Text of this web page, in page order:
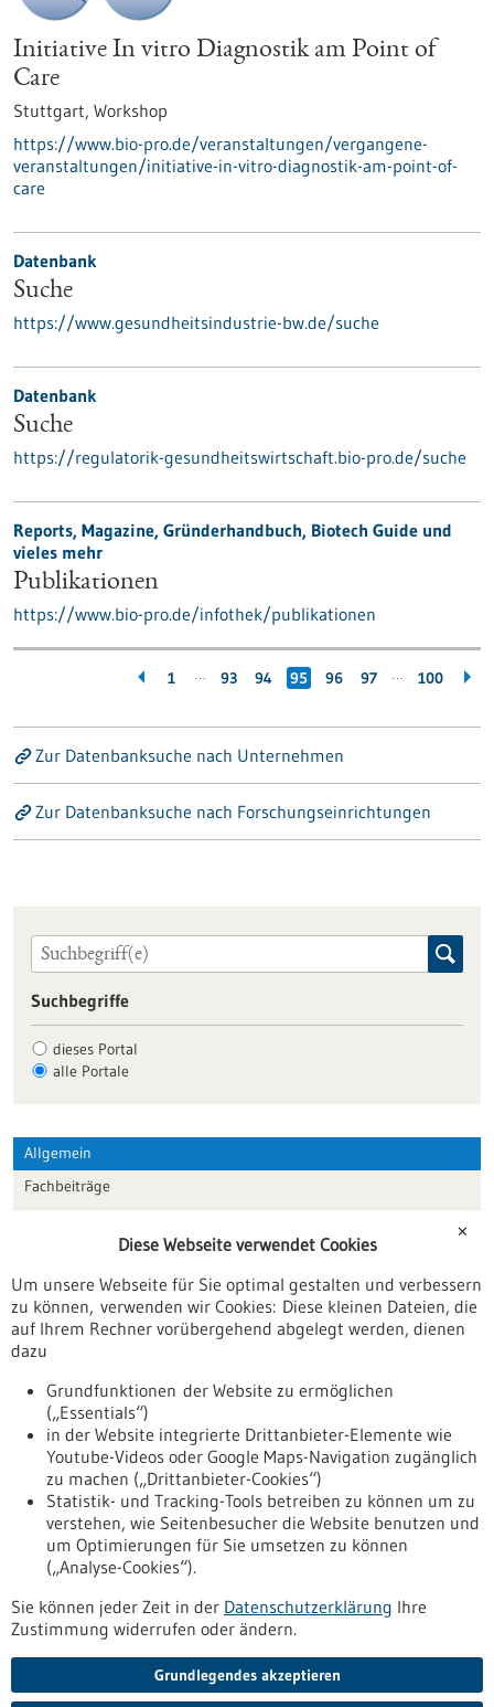
Initiative In vitro Diagnostik am Point of
Care
Stuttgart, Workshop
https://www.bio-pro.de/veranstaltungen/vergangene-
veranstaltungen/initiative-in-vitro-diagnostik-am-point-of-
care
Datenbank
Suche
https://www.gesundheitsindustrie-bw.de/suche
Datenbank
Suche
https://regulatorik-gesundheitswirtschaft.bio-pro.de/suche
Reports, Magazine, Gründerhandbuch, Biotech Guide und
vieles mehr
Publikationen
https://www.bio-pro.de/infothek/publikationen
1 … 93 94 95 96 97 … 100
Zur Datenbanksuche nach Unternehmen
Zur Datenbanksuche nach Forschungseinrichtungen
Suchbegriffe
dieses Portal
alle Portale
Allgemein
Fachbeiträge
Veranstaltungen
Erscheinungsdatum
Nach oben
Informiert bleiben
Newsletter abonnieren
✕
Diese Webseite verwendet Cookies
Um unsere Webseite für Sie optimal gestalten und verbessern
zu können, verwenden wir Cookies: Diese kleinen Dateien, die
auf Ihrem Rechner vorübergehend abgelegt werden, dienen
dazu
Grundfunktionen der Website zu ermöglichen
(„Essentials“)
in der Website integrierte Drittanbieter-Elemente wie
Youtube-Videos oder Google Maps-Navigation zugänglich
zu machen („Drittanbieter-Cookies“)
Statistik- und Tracking-Tools betreiben zu können um zu
verstehen, wie Seitenbesucher die Website benutzen und
um Optimierungen für Sie umsetzen zu können
(„Analyse-Cookies“).
Sie können jeder Zeit in der Datenschutzerklärung Ihre
Zustimmung widerrufen oder ändern.
Grundlegendes akzeptieren